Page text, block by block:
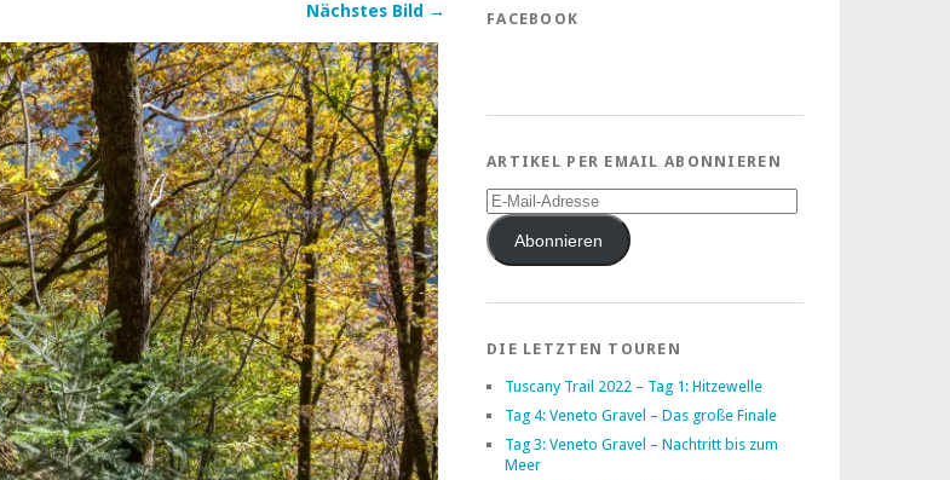
Nächstes Bild → FACEBOOK
ARTIKEL PER EMAIL ABONNIEREN
E-
Mail-
AdresseAbonnieren
DIE LETZTEN TOUREN
Tuscany Trail 2022 – Tag 1: Hitzewelle
Tag 4: Veneto Gravel – Das große Finale
Tag 3: Veneto Gravel – Nachtritt bis zum
Meer